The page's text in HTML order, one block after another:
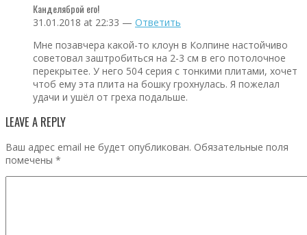
Канделяброй его!
31.01.2018 at 22:33 — Ответить
Мне позавчера какой-то клоун в Колпине настойчиво
советовал заштробиться на 2-3 см в его потолочное
перекрытее. У него 504 серия с тонкими плитами, хочет
чтоб ему эта плита на бошку грохнулась. Я пожелал
удачи и ушёл от греха подальше.
LEAVE A REPLY
Ваш адрес email не будет опубликован. Обязательные поля
помечены *